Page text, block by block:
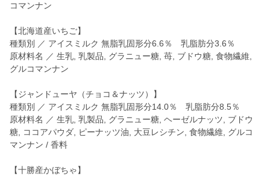
コマンナン
【北海道産いちご】
種類別 ／ アイスミルク 無脂乳固形分6.6％ 乳脂肪分3.6％
原材料名 ／ 生乳, 乳製品, グラニュー糖, 苺, ブドウ糖, 食物繊維,
グルコマンナン
【ジャンドューヤ（チョコ＆ナッツ）】
種類別 ／ アイスミルク 無脂乳固形分14.0％ 乳脂肪分8.5％
原材料名 ／ 生乳, 乳製品, グラニュー糖, ヘーゼルナッツ, ブドウ
糖, ココアパウダ, ピーナッツ油, 大豆レシチン, 食物繊維, グルコ
マンナン / 香料
【十勝産かぼちゃ】